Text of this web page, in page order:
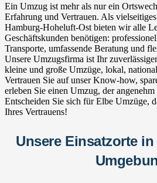
Ein Umzug ist mehr als nur ein
Erfahrung und Vertrauen. Als
Hamburg-Hoheluft-Ost bieten wir alle
Geschäftskunden benötigen:
Transporte, umfassende Beratung und
Unsere Umzugsfirma ist Ihr
kleine und große Umzüge, lokal,
Vertrauen Sie auf unser Know-how,
erleben Sie einen Umzug, der
Entscheiden Sie sich für Elbe Umzüge,
Ihres Vertrauens!
Unsere Einsatzorte